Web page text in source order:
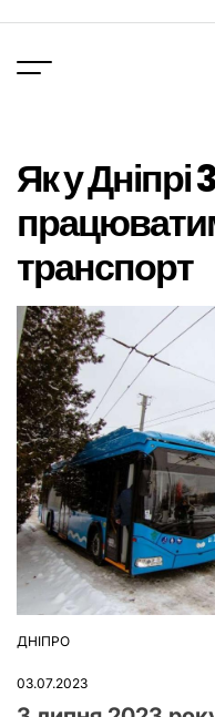
вмісту
Як у Дніпрі
транспорт
ОПУБЛІКУВАТИ
ДНІПРО
03.07.2023